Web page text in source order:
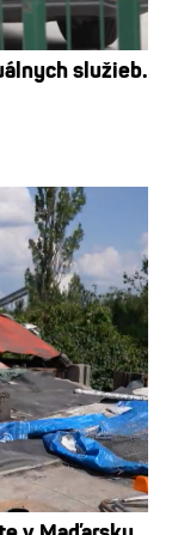
služieb.